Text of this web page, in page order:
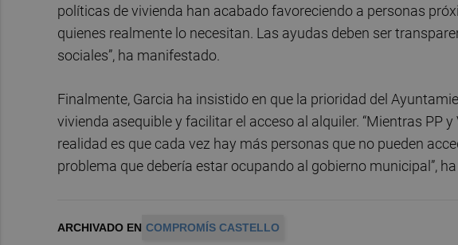
políticas de vivienda han acabado favoreciendo a personas
quienes realmente lo necesitan. Las ayudas deben ser
sociales”, ha manifestado.
Finalmente, Garcia ha insistido en que la prioridad del
vivienda asequible y facilitar el acceso al alquiler. “Mientras PP
realidad es que cada vez hay más personas que no pueden
problema que debería estar ocupando al gobierno municipal”,
ARCHIVADO EN COMPROMÍS CASTELLO